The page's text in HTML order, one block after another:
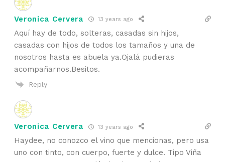
Veronica Cervera 13 years ago
Aquí hay de todo, solteras, casadas sin hijos,
casadas con hijos de todos los tamaños y una de
nosotros hasta es abuela ya.Ojalá pudieras
acompañarnos.Besitos.
Reply
Veronica Cervera 13 years ago
Haydee, no conozco el vino que mencionas, pero usa
uno con tinto, con cuerpo, fuerte y dulce. Tipo Viña